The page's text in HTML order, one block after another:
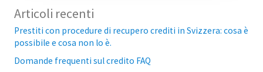
Articoli recenti
Prestiti con procedure di recupero crediti in Svizzera: cosa è
possibile e cosa non lo è.
Domande frequenti sul credito FAQ